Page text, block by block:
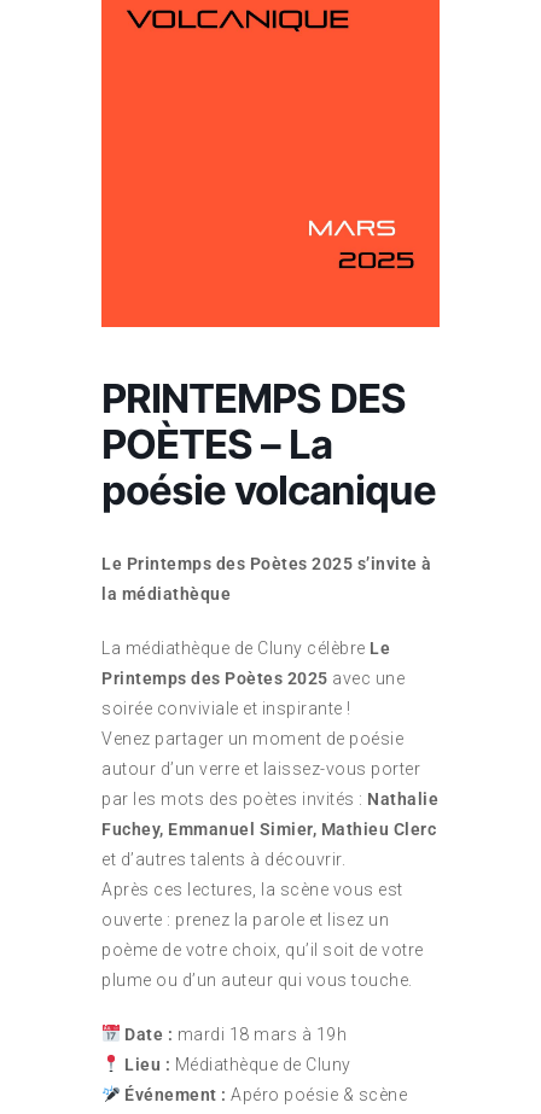
PRINTEMPS DES
POÈTES – La
poésie volcanique
Le Printemps des Poètes 2025 s’invite à
la médiathèque
La médiathèque de Cluny célèbre Le
Printemps des Poètes 2025 avec une
soirée conviviale et inspirante !
Venez partager un moment de poésie
autour d’un verre et laissez-vous porter
par les mots des poètes invités : Nathalie
Fuchey, Emmanuel Simier, Mathieu Clerc
et d’autres talents à découvrir.
Après ces lectures, la scène vous est
ouverte : prenez la parole et lisez un
poème de votre choix, qu’il soit de votre
plume ou d’un auteur qui vous touche.
Date : mardi 18 mars à 19h
Lieu : Médiathèque de Cluny
Événement : Apéro poésie & scène